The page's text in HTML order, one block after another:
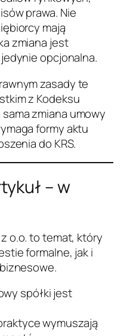
prawa. Nie
mają
zmiana jest
opcjonalna.
zasady te
z Kodeksu
zmiana umowy
formy aktu
do KRS.
– w
o.o. to temat, który
formalne, jak i
spółki jest
wymuszają